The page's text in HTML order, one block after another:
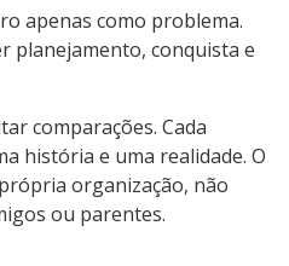
apenas como problema.
planejamento, conquista e
comparações. Cada
história e uma realidade. O
organização, não
ou parentes.